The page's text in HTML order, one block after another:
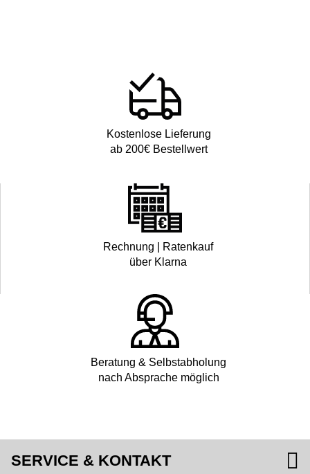
Kostenlose Lieferung
ab 200€ Bestellwert
Rechnung | Ratenkauf
über Klarna
Beratung & Selbstabholung
nach Absprache möglich
SERVICE & KONTAKT